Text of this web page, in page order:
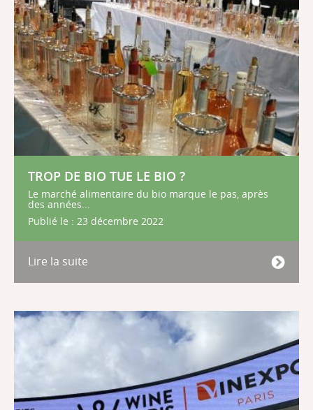
TROP DE BIO TUE LE BIO ?
Le marché alimentaire du bio marque le pas, après
des années...
Publié le : 23 décembre 2022
Lire la suite